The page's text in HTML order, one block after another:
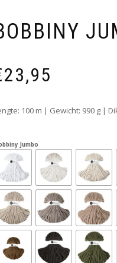
23,95
100 m | Gewicht: 990 g |
Jumbo